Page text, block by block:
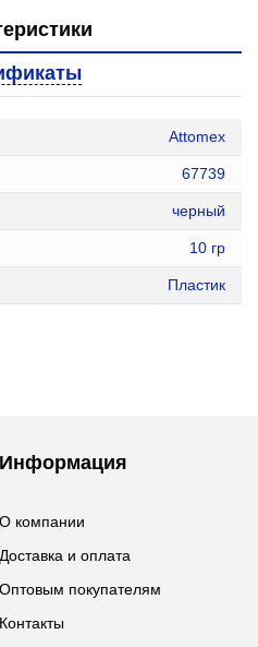
Attomex
67739
черный
10 гр
Пластик
Информация
О компании
Доставка и оплата
Оптовым покупателям
Контакты